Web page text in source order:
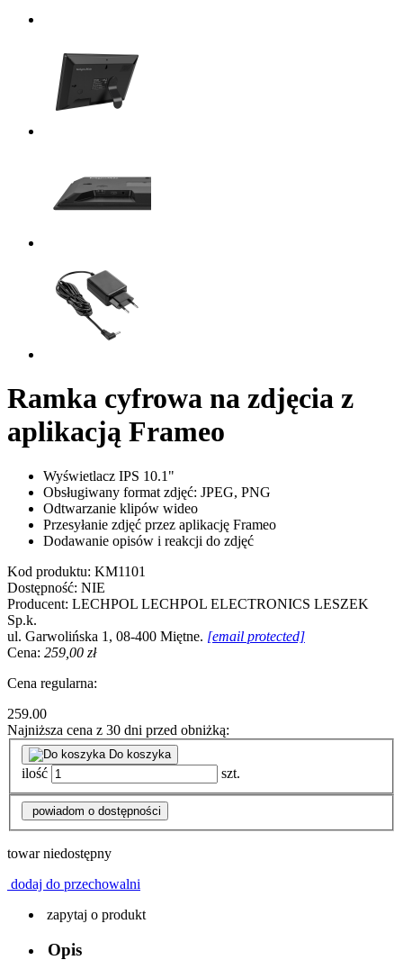
Ramka cyfrowa na zdjęcia z
aplikacją Frameo
Wyświetlacz IPS 10.1"
Obsługiwany format zdjęć: JPEG, PNG
Odtwarzanie klipów wideo
Przesyłanie zdjęć przez aplikację Frameo
Dodawanie opisów i reakcji do zdjęć
Kod produktu: KM1101
Dostępność: NIE
Producent: LECHPOL LECHPOL ELECTRONICS LESZEK
Sp.k.
ul. Garwolińska 1, 08-400 Miętne. [email protected]
Cena: 259,00 zł
Cena regularna:
259.00
Najniższa cena z 30 dni przed obniżką:
Do koszyka
ilość szt.
powiadom o dostępności
towar niedostępny
dodaj do przechowalni
zapytaj o produkt
Opis